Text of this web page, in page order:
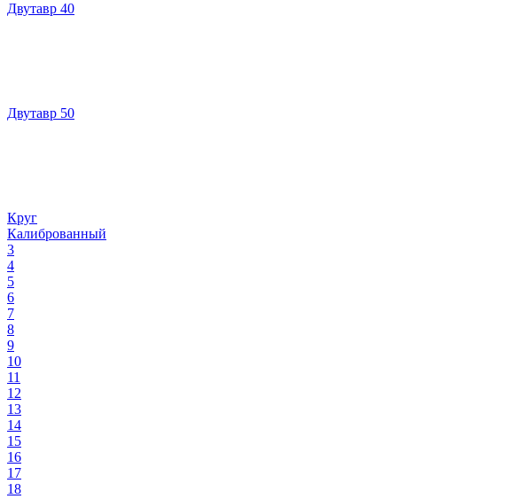
Двутавр 40
Двутавр 50
Круг
Калиброванный
3
4
5
6
7
8
9
10
11
12
13
14
15
16
17
18